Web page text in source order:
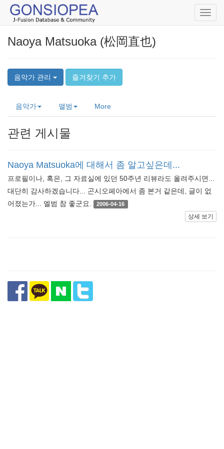
Naoya Matsuoka (松岡直也)
음악가 관리 즐겨찾기 추가
음악가 앨범 More
관련 게시물
Naoya Matsuoka에 대해서 좀 알고싶은데...
프로필이나, 혹은, 그 자료실에 있던 50주년 리뷰라도 올려주시면...
대단히 감사하겠습니다... 곤시오페아에서 좀 본거 같은데, 글이 없
어졌는가... 엘범 참 좋군요.
2006-04-16
상세 보기